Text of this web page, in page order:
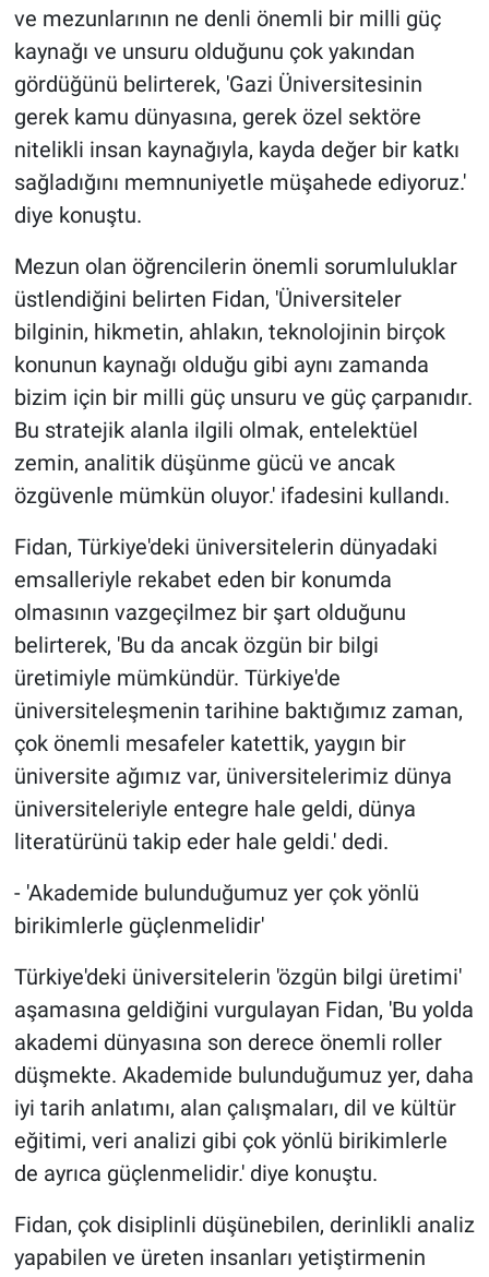
ve mezunlarının ne denli önemli bir milli güç
kaynağı ve unsuru olduğunu çok yakından
gördüğünü belirterek, 'Gazi Üniversitesinin
gerek kamu dünyasına, gerek özel sektöre
nitelikli insan kaynağıyla, kayda değer bir katkı
sağladığını memnuniyetle müşahede ediyoruz.'
diye konuştu.
Mezun olan öğrencilerin önemli sorumluluklar
üstlendiğini belirten Fidan, 'Üniversiteler
bilginin, hikmetin, ahlakın, teknolojinin birçok
konunun kaynağı olduğu gibi aynı zamanda
bizim için bir milli güç unsuru ve güç çarpanıdır.
Bu stratejik alanla ilgili olmak, entelektüel
zemin, analitik düşünme gücü ve ancak
özgüvenle mümkün oluyor.' ifadesini kullandı.
Fidan, Türkiye'deki üniversitelerin dünyadaki
emsalleriyle rekabet eden bir konumda
olmasının vazgeçilmez bir şart olduğunu
belirterek, 'Bu da ancak özgün bir bilgi
üretimiyle mümkündür. Türkiye'de
üniversiteleşmenin tarihine baktığımız zaman,
çok önemli mesafeler katettik, yaygın bir
üniversite ağımız var, üniversitelerimiz dünya
üniversiteleriyle entegre hale geldi, dünya
literatürünü takip eder hale geldi.' dedi.
- 'Akademide bulunduğumuz yer çok yönlü
birikimlerle güçlenmelidir'
Türkiye'deki üniversitelerin 'özgün bilgi üretimi'
aşamasına geldiğini vurgulayan Fidan, 'Bu yolda
akademi dünyasına son derece önemli roller
düşmekte. Akademide bulunduğumuz yer, daha
iyi tarih anlatımı, alan çalışmaları, dil ve kültür
eğitimi, veri analizi gibi çok yönlü birikimlerle
de ayrıca güçlenmelidir.' diye konuştu.
Fidan, çok disiplinli düşünebilen, derinlikli analiz
yapabilen ve üreten insanları yetiştirmenin